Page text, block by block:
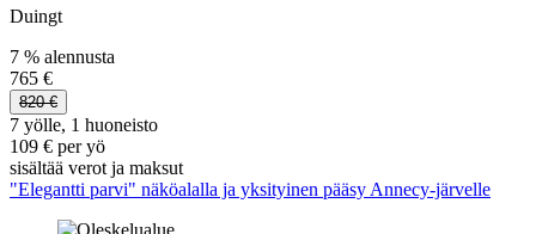
Duingt
7 % alennusta
765 €
820 €
7 yölle, 1 huoneisto
109 € per yö
sisältää verot ja maksut
"Elegantti parvi" näköalalla ja yksityinen pääsy Annecy-järvelle